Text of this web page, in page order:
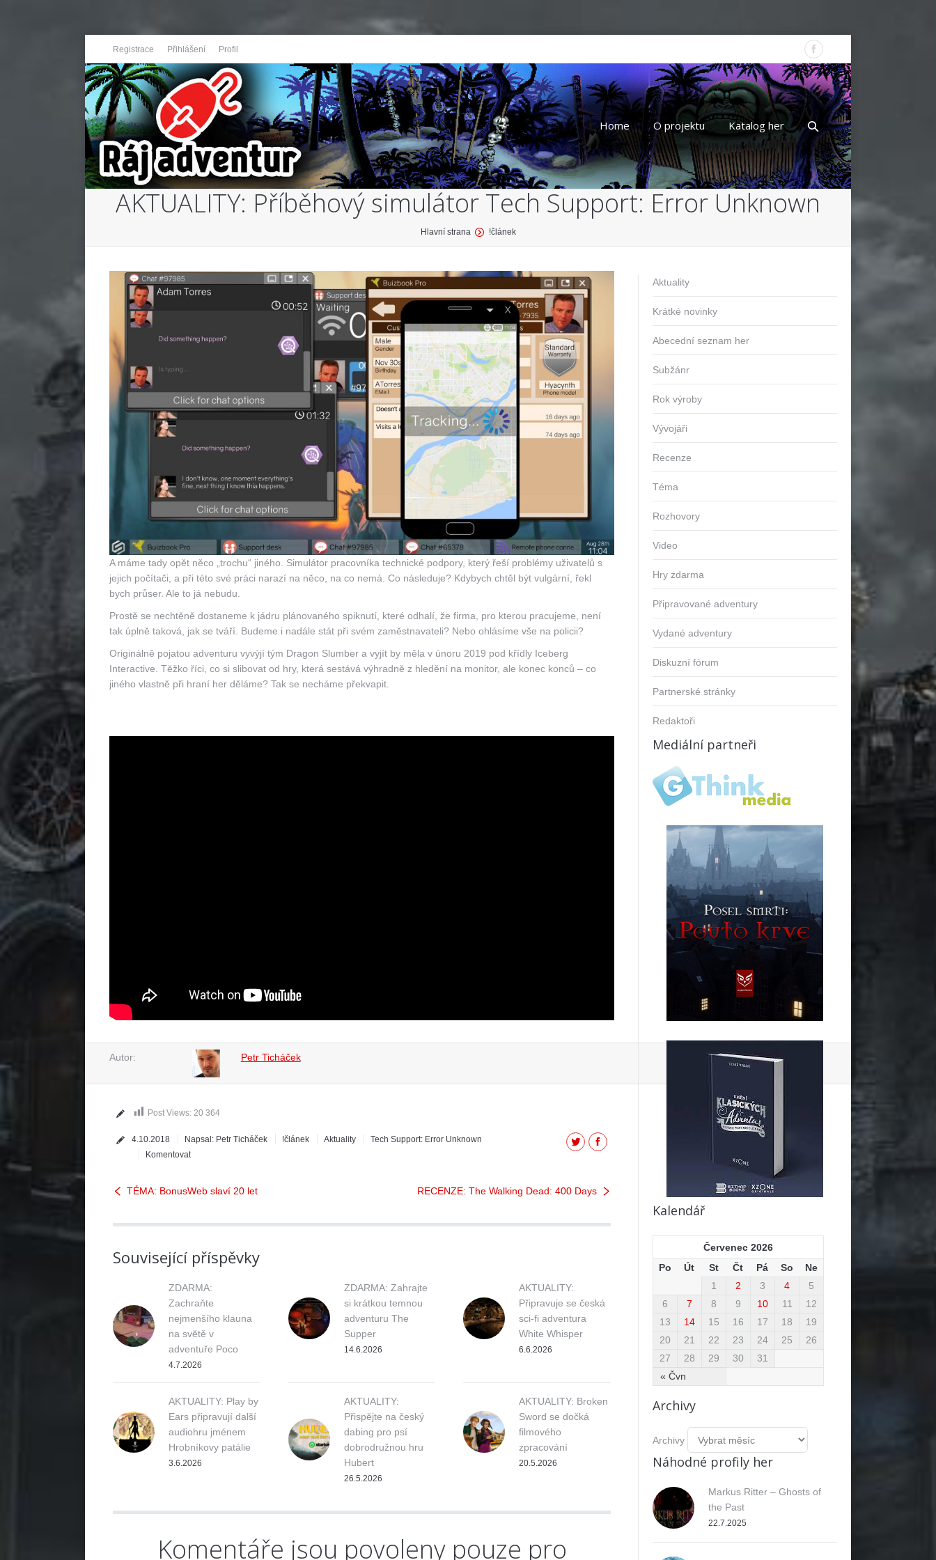
Registrace Přihlášení Profil
Home O projektu Katalog her
AKTUALITY: Příběhový simulátor Tech Support: Error Unknown
Hlavní strana !článek
A máme tady opět něco „trochu“ jiného. Simulátor pracovníka technické podpory, který řeší problémy uživatelů s
jejich počítači, a při této své práci narazí na něco, na co nemá. Co následuje? Kdybych chtěl být vulgární, řekl
bych průser. Ale to já nebudu.
Prostě se nechtěně dostaneme k jádru plánovaného spiknutí, které odhalí, že firma, pro kterou pracujeme, není
tak úplně taková, jak se tváří. Budeme i nadále stát při svém zaměstnavateli? Nebo ohlásíme vše na policii?
Originálně pojatou adventuru vyvýjí tým Dragon Slumber a vyjít by měla v únoru 2019 pod křídly Iceberg
Interactive. Těžko říci, co si slibovat od hry, která sestává výhradně z hledění na monitor, ale konec konců – co
jiného vlastně při hraní her děláme? Tak se necháme překvapit.
Autor: Petr Ticháček
Post Views: 20 364
4.10.2018 Napsal: Petr Ticháček !článek Aktuality
Tech Support: Error Unknown
Komentovat
Facebook
Twitter
TÉMA: BonusWeb slaví 20 let RECENZE: The Walking Dead: 400 Days
Související příspěvky
ZDARMA:
Zachraňte
nejmenšího klauna
na světě v
adventuře Poco
4.7.2026
ZDARMA: Zahrajte
si krátkou temnou
adventuru The
Supper
14.6.2026
AKTUALITY:
Připravuje se česká
sci-fi adventura
White Whisper
6.6.2026
AKTUALITY: Play by
Ears připravují další
audiohru jménem
Hrobníkovy patálie
3.6.2026
AKTUALITY:
Přispějte na český
dabing pro psí
dobrodružnou hru
Hubert
26.5.2026
AKTUALITY: Broken
Sword se dočká
filmového
zpracování
20.5.2026
Komentáře jsou povoleny pouze pro
Aktuality
Krátké novinky
Abecední seznam her
Subžánr
Rok výroby
Vývojáři
Recenze
Téma
Rozhovory
Video
Hry zdarma
Připravované adventury
Vydané adventury
Diskuzní fórum
Partnerské stránky
Redaktoři
Mediální partneři
Kalendář
Červenec 2026
Po
Út St Čt Pá So Ne
« Čvn
1 2 3 4
5
6
7 8 9 10 11
12
13
14 15 16 17 18
19
20
21 22 23 24 25
26
27
28 29 30 31
Archivy
Archivy
Náhodné profily her
Markus Ritter – Ghosts of
the Past
22.7.2025